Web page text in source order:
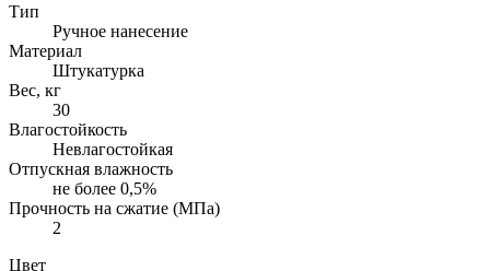
Тип
Ручное нанесение
Материал
Штукатурка
Вес, кг
30
Влагостойкость
Невлагостойкая
Отпускная влажность
не более 0,5%
Прочность на сжатие (МПа)
2
Цвет